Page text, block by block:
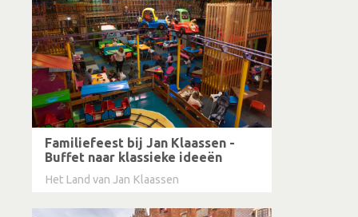
Familiefeest bij Jan Klaassen -
Buffet naar klassieke ideeën
Het Land van Jan Klaassen